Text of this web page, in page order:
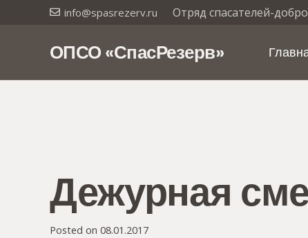
info@spasrezerv.ru Отряд спасателей-
ОПСО «СпасРезерв»
Дежурная
Posted on 08.01.2017